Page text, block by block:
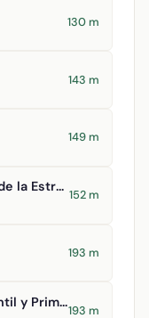
130 m
143 m
149 m
Ermita de Nuestra Señora de la Estrella
152 m
193 m
Colegio de Educación Infantil y Primaria Virgen de la Estrella
193 m